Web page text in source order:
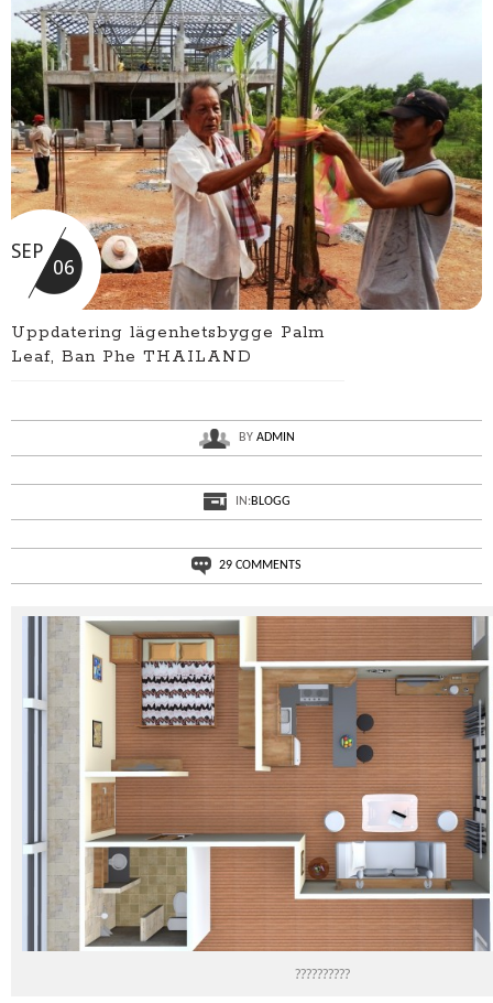
SEP
06
Uppdatering lägenhetsbygge Palm
Leaf, Ban Phe THAILAND
BY ADMIN
IN:BLOGG
29 COMMENTS
??????????